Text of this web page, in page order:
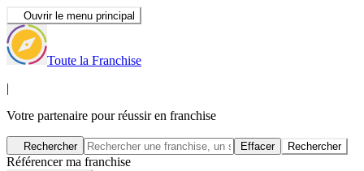
Ouvrir le menu principal
Toute la Franchise
|
Votre partenaire pour réussir en franchise
Rechercher Effacer Rechercher
Référencer ma franchise